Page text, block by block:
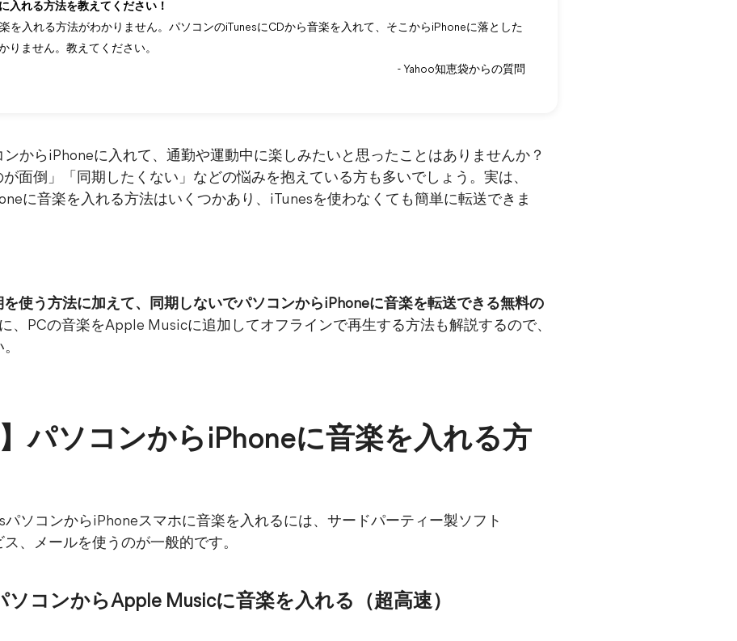
入れる方法を教えてください！
を入れる方法がわかりません。パソコンのiTunesにCDから音楽を入れて、そこからiPhoneに落とした
りません。教えてください。
- Yahoo知恵袋からの質問
からiPhoneに入れて、通勤や運動中に楽しみたいと思ったことはありませんか？
面倒」「同期したくない」などの悩みを抱えている方も多いでしょう。実は、
に音楽を入れる方法はいくつかあり、iTunesを使わなくても簡単に転送できま
を使う方法に加えて、同期しないでパソコンからiPhoneに音楽を転送できる無料の
、PCの音楽をApple Musicに追加してオフラインで再生する方法も解説するので、
】パソコンからiPhoneに音楽を入れる方
ソコンからiPhoneスマホに音楽を入れるには、サードパーティー製ソフト
、メールを使うのが一般的です。
ソコンからApple Musicに音楽を入れる（超高速）